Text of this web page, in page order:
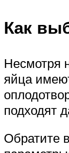
Как
Несмотря
яйца
подходят
Обратите